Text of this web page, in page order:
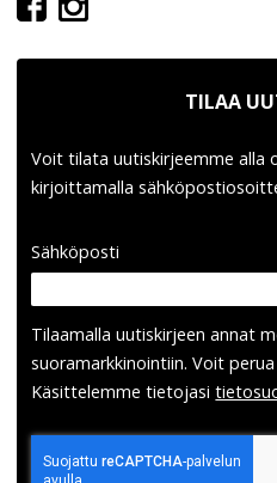
TILAA
Voit tilata uutiskirjeemme alla
kirjoittamalla
Sähköposti
Tilaamalla uutis­kirjeen annat
suora­markkinointiin. Voit
Käsittelemme tietojasi